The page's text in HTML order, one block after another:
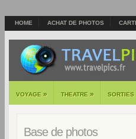
HOME ACHAT DE PHOTOS
VOYAGE » THEATRE » SORTIES
Base de photos